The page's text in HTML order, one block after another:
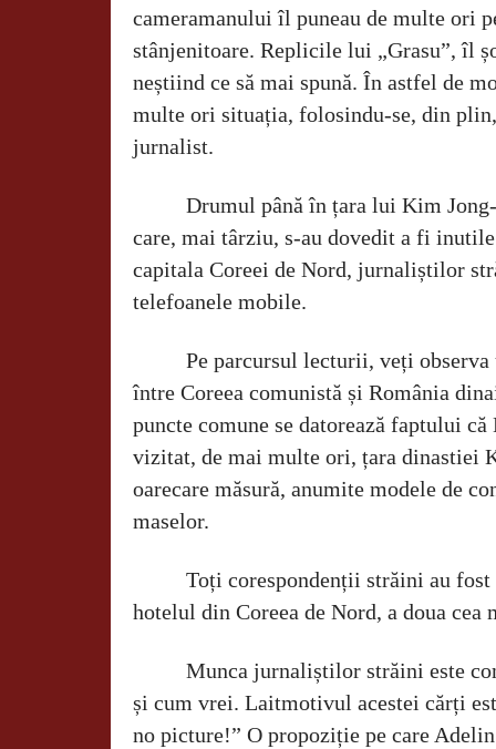
cameramanului îl puneau de multe ori
stânjenitoare. Replicile lui „Grasu”, îl
neștiind ce să mai spună. În astfel de
multe ori situația, folosindu-se, din
jurnalist.
Drumul până în țara lui Kim
care, mai târziu, s-au dovedit a fi
capitala Coreei de Nord, jurnaliștilor
telefoanele mobile.
Pe parcursul lecturii, veți observa
între Coreea comunistă și România
puncte comune se datorează faptului că
vizitat, de mai multe ori, țara dinastiei
oarecare măsură, anumite modele de
maselor.
Toți corespondenții străini au
hotelul din Coreea de Nord, a doua
Munca jurnaliștilor străini este
și cum vrei. Laitmotivul acestei cărți
no picture!” O propoziție pe care